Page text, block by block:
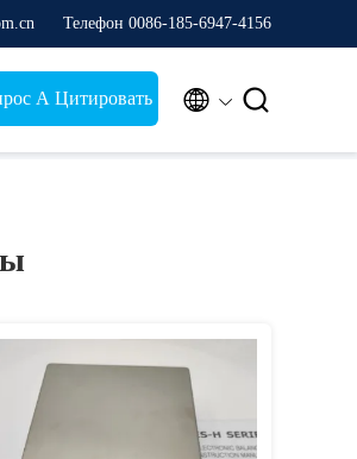
Телефон 0086-185-6947-4156
А Цитировать  